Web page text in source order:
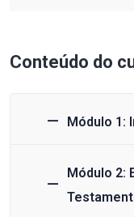
Conteúdo do
Módulo 1:
Módulo 2: